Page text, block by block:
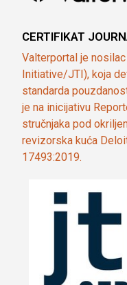
CERTIFIKAT
Valterportal je
Initiative/JTI), koja
standarda
je na inicijativu
stručnjaka pod
revizorska kuća
17493:2019.